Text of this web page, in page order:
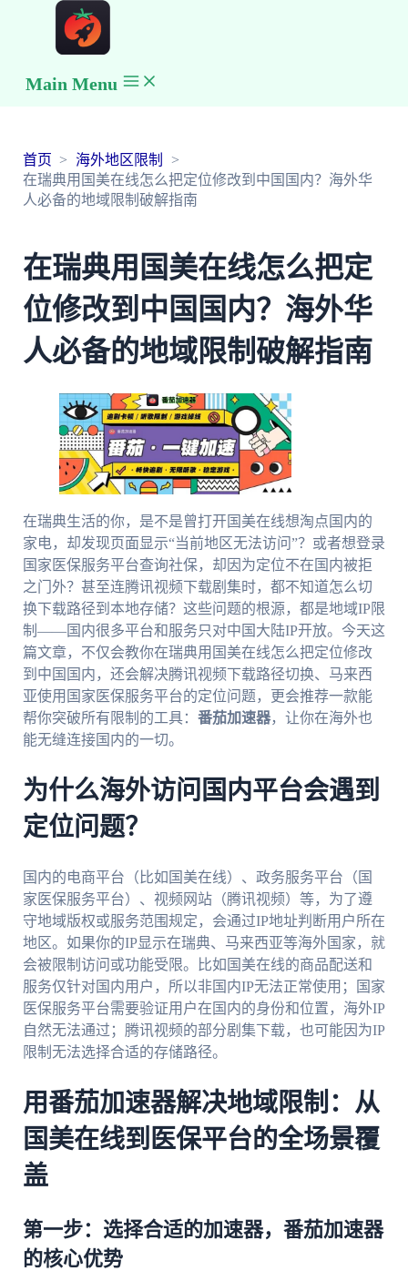
Main Menu
首页
海外地区限制
在瑞典用国美在线怎么把定位修改到中国国内？海外华
人必备的地域限制破解指南
在瑞典用国美在线怎么把定
位修改到中国国内？海外华
人必备的地域限制破解指南
在瑞典生活的你，是不是曾打开国美在线想淘点国内的
家电，却发现页面显示“当前地区无法访问”？或者想登录
国家医保服务平台查询社保，却因为定位不在国内被拒
之门外？甚至连腾讯视频下载剧集时，都不知道怎么切
换下载路径到本地存储？这些问题的根源，都是地域IP限
制——国内很多平台和服务只对中国大陆IP开放。今天这
篇文章，不仅会教你在瑞典用国美在线怎么把定位修改
到中国国内，还会解决腾讯视频下载路径切换、马来西
亚使用国家医保服务平台的定位问题，更会推荐一款能
帮你突破所有限制的工具： 番茄加速器，让你在海外也
能无缝连接国内的一切。
为什么海外访问国内平台会遇到
定位问题？
国内的电商平台（比如国美在线）、政务服务平台（国
家医保服务平台）、视频网站（腾讯视频）等，为了遵
守地域版权或服务范围规定，会通过IP地址判断用户所在
地区。如果你的IP显示在瑞典、马来西亚等海外国家，就
会被限制访问或功能受限。比如国美在线的商品配送和
服务仅针对国内用户，所以非国内IP无法正常使用；国家
医保服务平台需要验证用户在国内的身份和位置，海外IP
自然无法通过；腾讯视频的部分剧集下载，也可能因为IP
限制无法选择合适的存储路径。
用番茄加速器解决地域限制：从
国美在线到医保平台的全场景覆
盖
第一步：选择合适的加速器，番茄加速器
的核心优势